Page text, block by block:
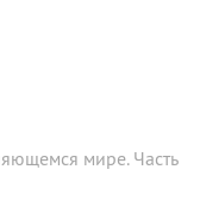
мире. Часть